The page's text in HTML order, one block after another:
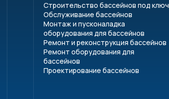
Строительство бассейнов под ключ
Обслуживание бассейнов
Монтаж и пусконаладка
оборудования для бассейнов
Ремонт и реконструкция бассейнов
Ремонт оборудования для
бассейнов
Проектирование бассейнов